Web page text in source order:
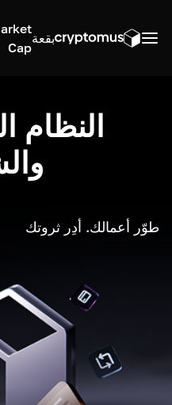
بقعة
Cap
النظام
طوّر أعمالك. أدِر ثروتك